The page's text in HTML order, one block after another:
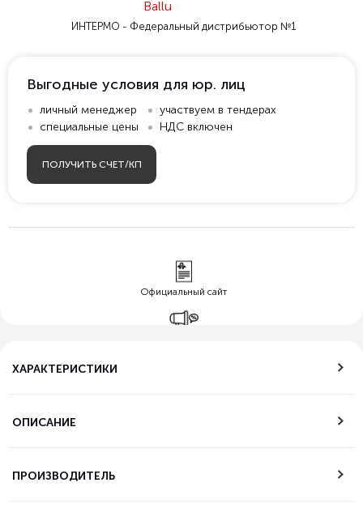
ИНТЕРМО - Федеральный дистрибьютор №1
Выгодные условия для юр. лиц
личный менеджер
специальные цены
участвуем в тендерах
НДС включен
ПОЛУЧИТЬ СЧЕТ/КП
Официальный сайт
ХАРАКТЕРИСТИКИ
ОПИСАНИЕ
ПРОИЗВОДИТЕЛЬ